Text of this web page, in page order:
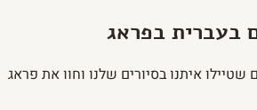
בעברית בפראג
איתנו בסיורים שלנו וחוו את פראג